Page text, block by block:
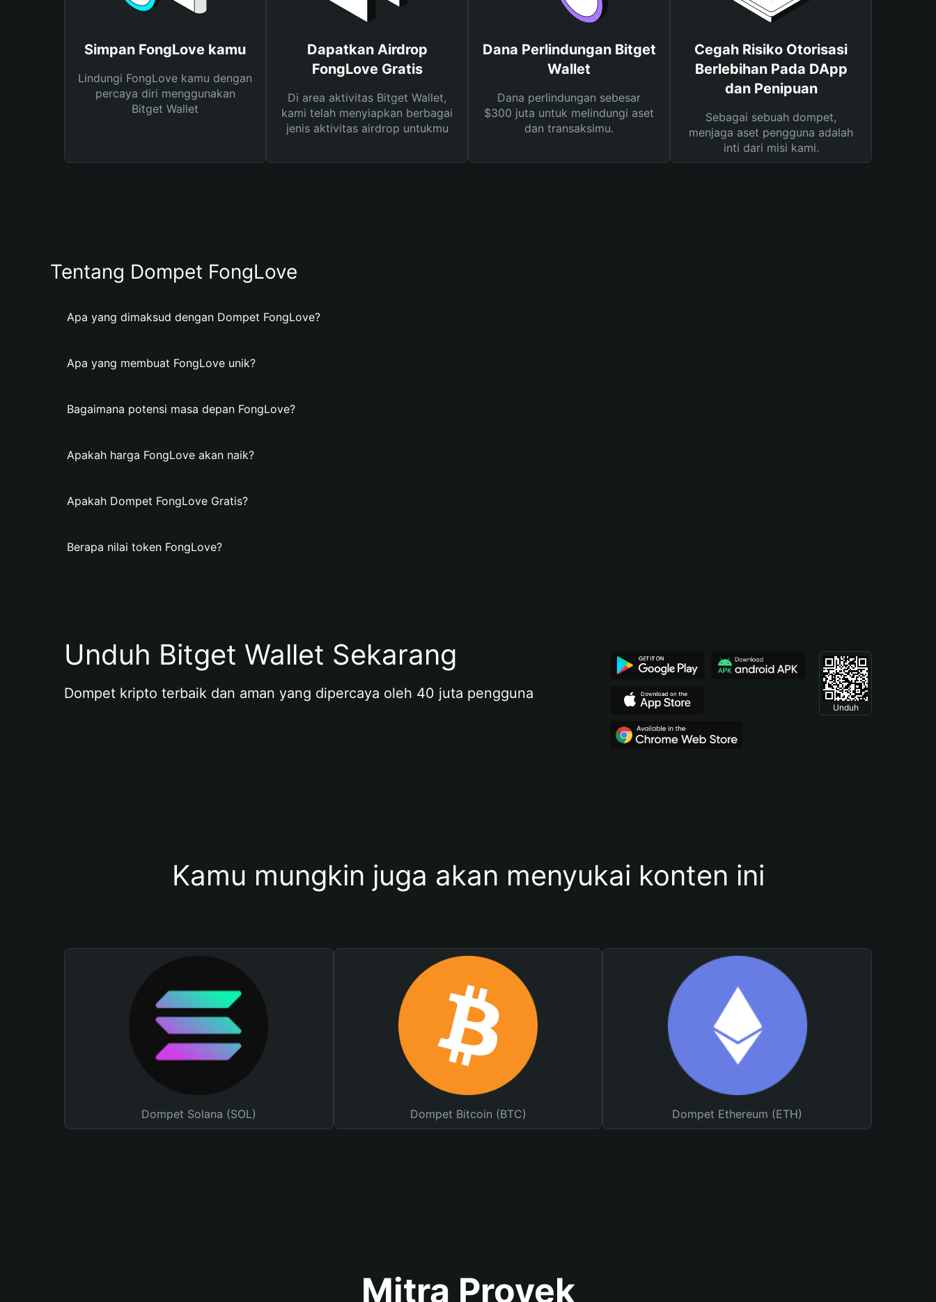
Simpan FongLove kamu
Lindungi FongLove kamu dengan
percaya diri menggunakan
Bitget Wallet
Dapatkan Airdrop
FongLove Gratis
Di area aktivitas Bitget Wallet,
kami telah menyiapkan berbagai
jenis aktivitas airdrop untukmu
Dana Perlindungan Bitget
Wallet
Dana perlindungan sebesar
$300 juta untuk melindungi aset
dan transaksimu.
Cegah Risiko Otorisasi
Berlebihan Pada DApp
dan Penipuan
Sebagai sebuah dompet,
menjaga aset pengguna adalah
inti dari misi kami.
Tentang Dompet FongLove
Apa yang dimaksud dengan Dompet FongLove?
Apa yang membuat FongLove unik?
Bagaimana potensi masa depan FongLove?
Apakah harga FongLove akan naik?
Apakah Dompet FongLove Gratis?
Berapa nilai token FongLove?
Unduh Bitget Wallet Sekarang
Dompet kripto terbaik dan aman yang dipercaya oleh 40 juta pengguna
Unduh
Kamu mungkin juga akan menyukai konten ini
Dompet Solana (SOL) Dompet Bitcoin (BTC) Dompet Ethereum (ETH)
Mitra Proyek